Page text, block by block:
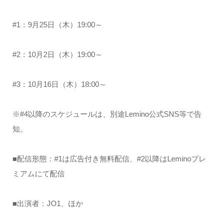
#1：9月25日（木）19:00～
#2：10月2日（木）19:00～
#3：10月16日（木）18:00～
※#4以降のスケジュールは、別途Lemino公式SNS等で告
知。
■配信形態：#1は広告付き無料配信、#2以降はLeminoプレ
ミアムにて配信
■出演者：JO1、ほか